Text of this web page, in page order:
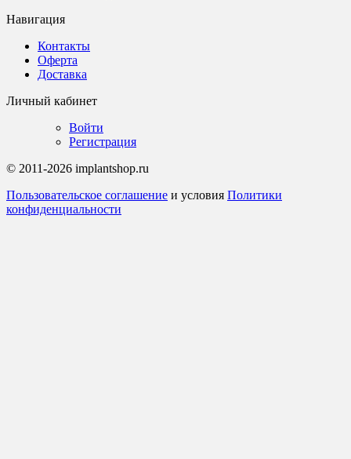
Навигация
Контакты
Оферта
Доставка
Личный кабинет
Войти
Регистрация
© 2011-2026 implantshop.ru
Пользовательское соглашение и условия Политики
конфиденциальности